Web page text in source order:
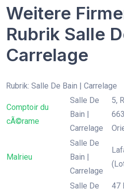
Weitere
Rubrik Salle
Carrelage
Rubrik: Salle De Bain | Carrelage
Comptoir du
cÃ©rame
Salle De
Bain |
Carrelage
5,
Malrieu
Salle De
Bain |
Carrelage
Salle De
47